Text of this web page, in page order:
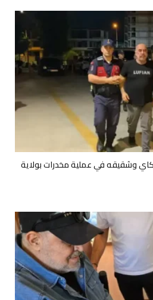
وشقيقه في عملية مخدرات بولاية